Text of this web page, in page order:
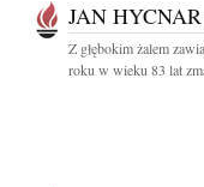
JAN HYCNAR
Z głębokim żalem
roku w wieku 83 lat